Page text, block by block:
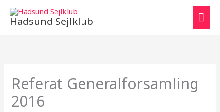
Hadsund Sejlklub
Referat Generalforsamling
2016